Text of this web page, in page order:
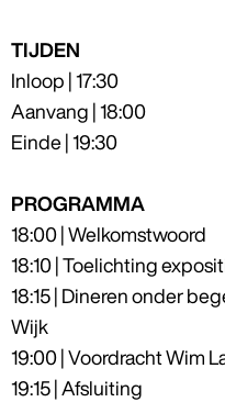
TIJDEN
Inloop | 17:30
Aanvang | 18:00
Einde | 19:30
PROGRAMMA
18:00 | Welkomstwoord
18:10 | Toelichting
18:15 | Dineren onder
Wijk
19:00 | Voordracht Wim
19:15 | Afsluiting